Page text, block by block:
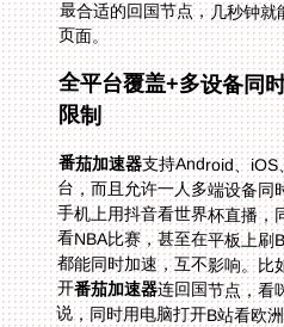
页面。
全平台覆盖+多设备同
限制
番茄加速器支持Android、
台，而且允许一人多端
手机上用抖音看世界杯
看NBA比赛，甚至在
都能同时加速，互不影
开番茄加速器连回国节点，看
说，同时用电脑打开B